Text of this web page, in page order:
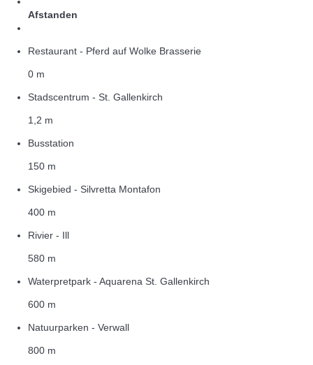
Afstanden
Restaurant - Pferd auf Wolke Brasserie
0 m
Stadscentrum - St. Gallenkirch
1,2 m
Busstation
150 m
Skigebied - Silvretta Montafon
400 m
Rivier - Ill
580 m
Waterpretpark - Aquarena St. Gallenkirch
600 m
Natuurparken - Verwall
800 m